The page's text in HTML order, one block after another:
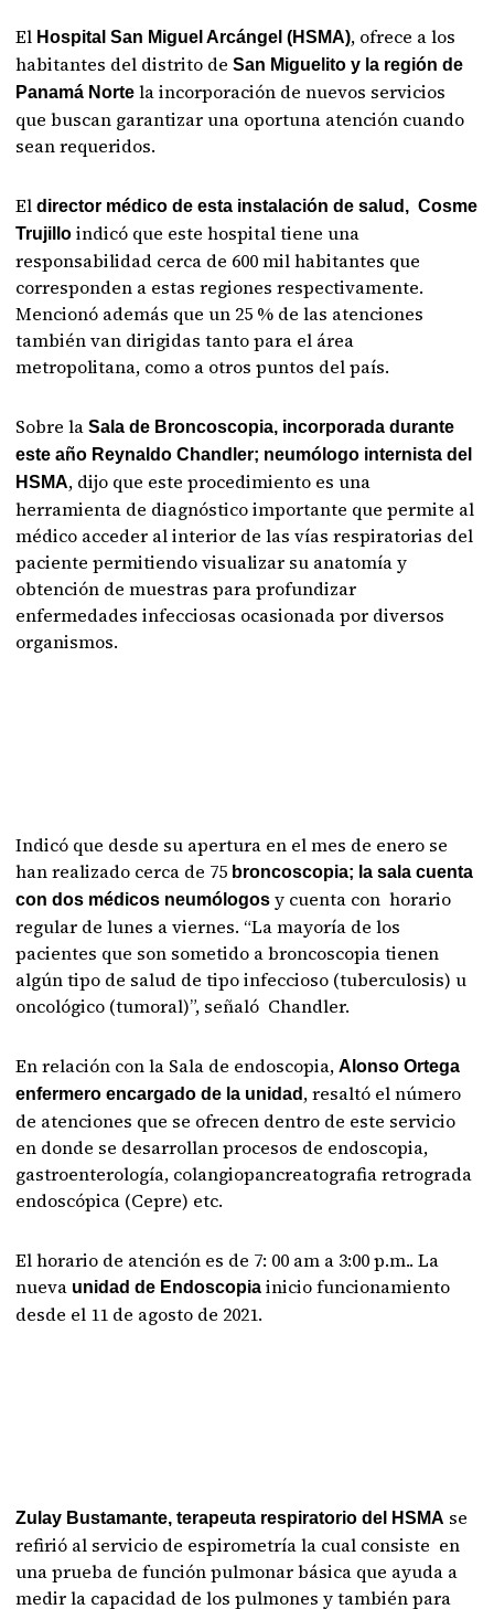
El Hospital San Miguel Arcángel (HSMA), ofrece a los
habitantes del distrito deSan Miguelito y la región de
Panamá Nortela incorporación de nuevos servicios
que buscan garantizar una oportuna atención cuando
sean requeridos.
Eldirector médico de esta instalación de salud, Cosme
Trujilloindicó que este hospital tiene una
responsabilidad cerca de 600 mil habitantes que
corresponden a estas regiones respectivamente.
Mencionó además que un 25 % de las atenciones
también van dirigidas tanto para el área
metropolitana, como a otros puntos del país.
Sobre laSala de Broncoscopia, incorporada durante
este año Reynaldo Chandler; neumólogo internista del
HSMA, dijo que este procedimiento es una
herramienta de diagnóstico importante que permite al
médico acceder al interior de las vías respiratorias del
paciente permitiendo visualizar su anatomía y
obtención de muestras para profundizar
enfermedades infecciosas ocasionada por diversos
organismos.
Indicó que desde su apertura en el mes de enero se
han realizado cerca de 75 broncoscopia; la sala cuenta
con dos médicos neumólogosy cuenta con horario
regular de lunes a viernes. “La mayoría de los
pacientes que son sometido a broncoscopia tienen
algún tipo de salud de tipo infeccioso (tuberculosis) u
oncológico (tumoral)”, señaló Chandler.
En relación con la Sala de endoscopia,Alonso Ortega
enfermero encargado de la unidad , resaltó el número
de atenciones que se ofrecen dentro de este servicio
en donde se desarrollan procesos de endoscopia,
gastroenterología, colangiopancreatografia retrograda
endoscópica (Cepre) etc.
El horario de atención es de 7: 00 am a 3:00 p.m.. La
nueva unidad de Endoscopiainicio funcionamiento
desde el 11 de agosto de 2021.
Zulay Bustamante, terapeuta respiratorio del HSMA se
refirió al servicio de espirometría la cual consiste en
una prueba de función pulmonar básica que ayuda a
medir la capacidad de los pulmones y también para